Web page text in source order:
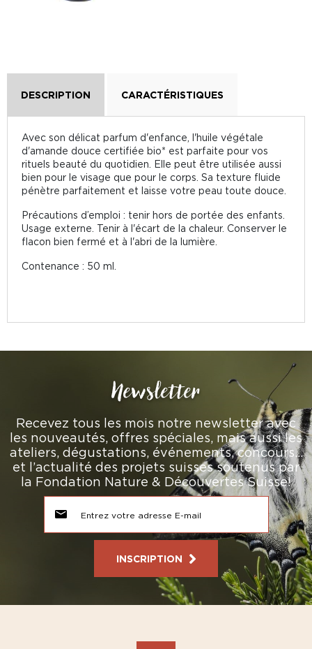
DESCRIPTION CARACTÉRISTIQUES
Avec son délicat parfum d'enfance, l'huile végétale
d'amande douce certifiée bio* est parfaite pour vos
rituels beauté du quotidien. Elle peut être utilisée aussi
bien pour le visage que pour le corps. Sa texture fluide
pénètre parfaitement et laisse votre peau toute douce.
Précautions d’emploi : tenir hors de portée des enfants.
Usage externe. Tenir à l'écart de la chaleur. Conserver le
flacon bien fermé et à l'abri de la lumière.
Contenance : 50 ml.
Newsletter
Recevez tous les mois notre newsletter avec
les nouveautés, offres spéciales, mais aussi les
ateliers, dégustations, événements, concours…
et l’actualité des projets suisses soutenus par
la Fondation Nature & Découvertes Suisse!
INSCRIPTION